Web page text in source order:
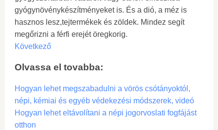
gyógynövénykészítményeket is. És a dió, a méz is
hasznos lesz,tejtermékek és zöldek. Mindez segít
megőrizni a férfi erejét öregkorig.
Következő
Olvassa el tovabba:
Hogyan lehet megszabadulni a vörös csótányoktól,
népi, kémiai és egyéb védekezési módszerek, videó
Hogyan lehet eltávolítani a népi jogorvoslati fogfájást
otthon